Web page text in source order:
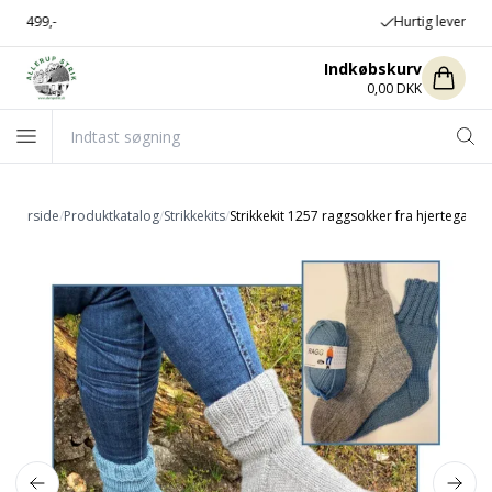
Indkøbskurv
0,00 DKK
Forside/Produktkatalog/Strikkekits/Strikkekit 1257 raggsokker fra hjertegarn